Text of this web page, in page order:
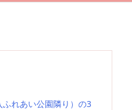
れあい公園隣り）の3